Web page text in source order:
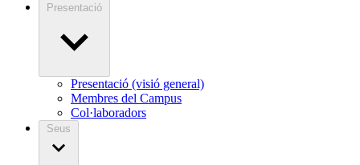
Presentació
Presentació (visió general)
Membres del Campus
Col·laboradors
Seus